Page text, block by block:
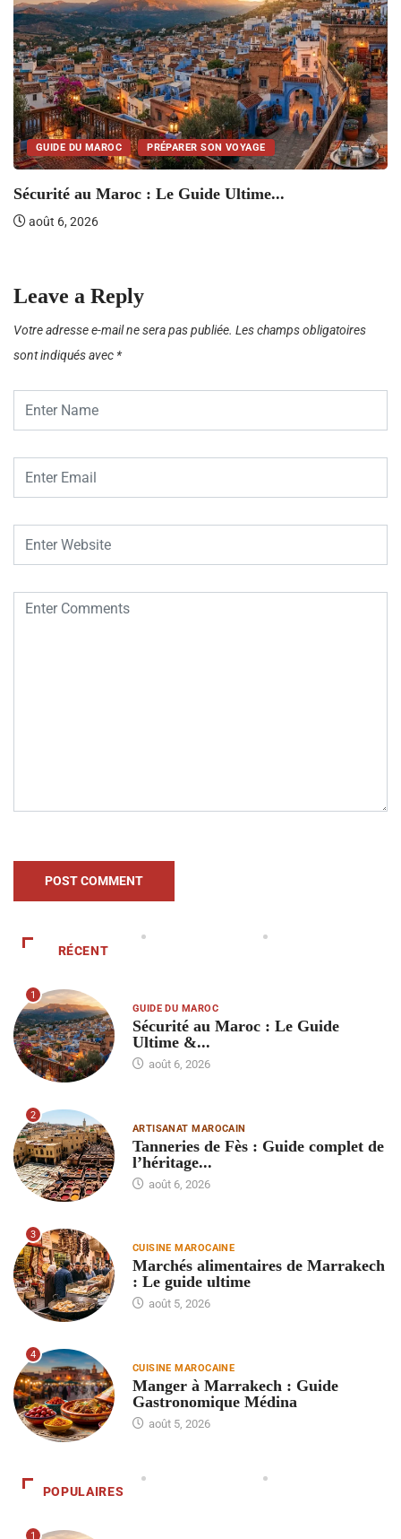
GUIDE DU MAROC PRÉPARER SON VOYAGE
Sécurité au Maroc : Le Guide Ultime...
août 6, 2026
Leave a Reply
Votre adresse e-mail ne sera pas publiée. Les champs obligatoires
sont indiqués avec *
RÉCENT
1
GUIDE DU MAROC
Sécurité au Maroc : Le Guide
Ultime &...
août 6, 2026
2
ARTISANAT MAROCAIN
Tanneries de Fès : Guide complet de
l’héritage...
août 6, 2026
3
CUISINE MAROCAINE
Marchés alimentaires de Marrakech
: Le guide ultime
août 5, 2026
4
CUISINE MAROCAINE
Manger à Marrakech : Guide
Gastronomique Médina
août 5, 2026
POPULAIRES
1